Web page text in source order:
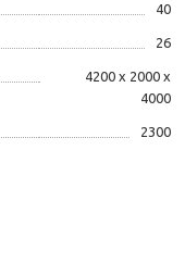
40
26
4200 х 2000 х
4000
2300